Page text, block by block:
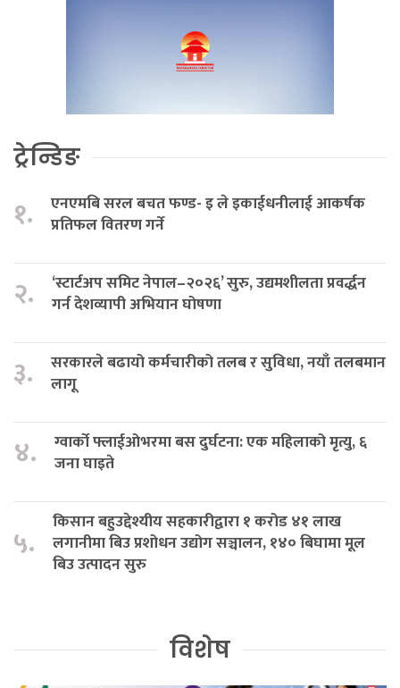
ट्रेन्डिङ
१.
एनएमबि सरल बचत फण्ड- इ ले इकाईधनीलाई आकर्षक
प्रतिफल वितरण गर्ने
२.
‘स्टार्टअप समिट नेपाल–२०२६’ सुरु, उद्यमशीलता प्रवर्द्धन
गर्न देशव्यापी अभियान घोषणा
३.
सरकारले बढायो कर्मचारीको तलब र सुविधा, नयाँ तलबमान
लागू
४.
ग्वार्को फ्लाईओभरमा बस दुर्घटना: एक महिलाको मृत्यु, ६
जना घाइते
५.
किसान बहुउद्देश्यीय सहकारीद्वारा १ करोड ४१ लाख
लगानीमा बिउ प्रशोधन उद्योग सञ्चालन, १४० बिघामा मूल
बिउ उत्पादन सुरु
विशेष